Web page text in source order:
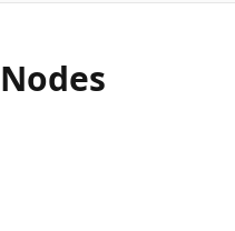
Nodes